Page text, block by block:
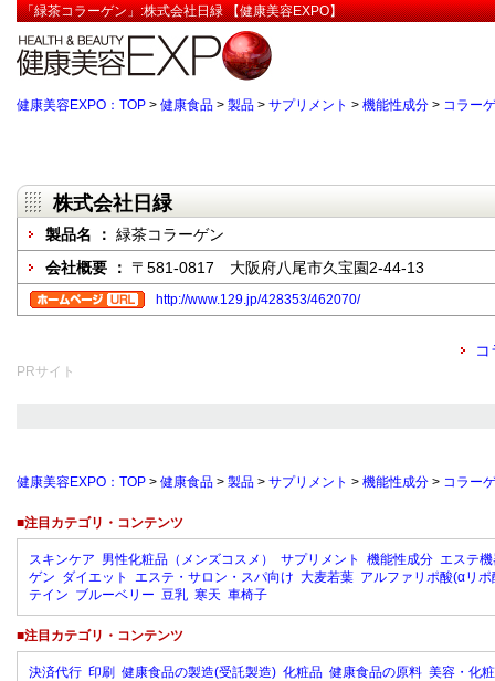
「緑茶コラーゲン」:株式会社日緑 【健康美容EXPO】
健康美容EXPO：TOP > 健康食品 > 製品 > サプリメント > 機能性成分 > コラー
株式会社日緑
製品名 ： 緑茶コラーゲン
会社概要 ： 〒581-0817 大阪府八尾市久宝園2-44-13
http://www.129.jp/428353/462070/
PRサイト
健康美容EXPO：TOP > 健康食品 > 製品 > サプリメント > 機能性成分 > コラー
■注目カテゴリ・コンテンツ
スキンケア 男性化粧品（メンズコスメ） サプリメント 機能性成分 エステ
ゲン ダイエット エステ・サロン・スパ向け 大麦若葉 アルファリポ酸(αリポ
テイン ブルーベリー 豆乳 寒天 車椅子
■注目カテゴリ・コンテンツ
決済代行 印刷 健康食品の製造(受託製造) 化粧品 健康食品の原料 美容・化